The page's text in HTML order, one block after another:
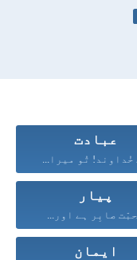
عبادت
خُداوند! تُو میرا...
پیار
صابِر ہے اور...
ایمان